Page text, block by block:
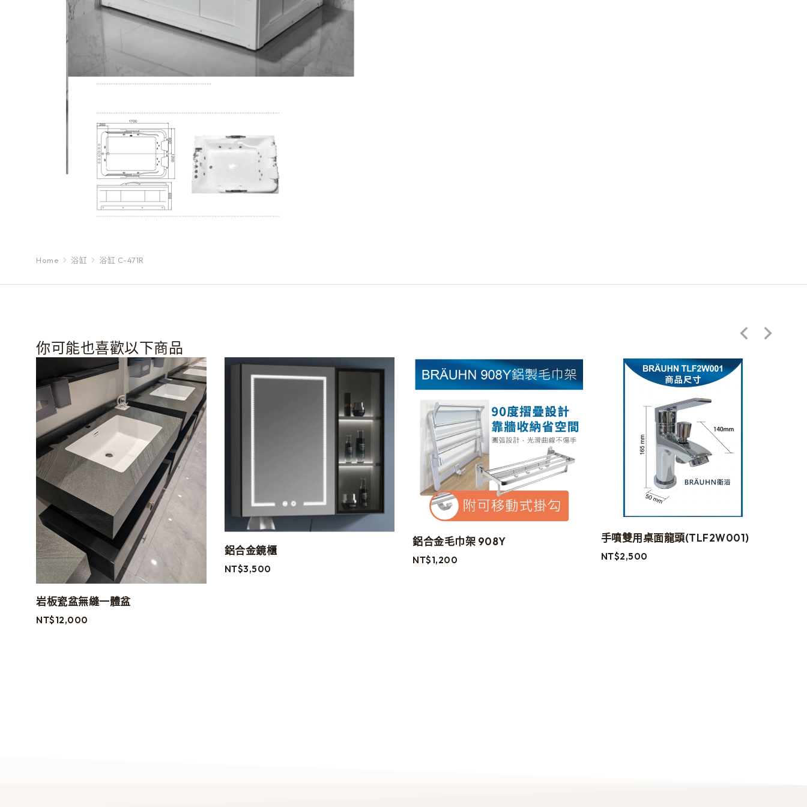
You are here:
Home 浴缸 浴缸 C-471R
你可能也喜歡以下商品
岩板瓷盆無縫一體盆
NT$12,000
鋁合金鏡櫃
NT$3,500
鋁合金毛巾架 908Y
NT$1,200
手噴雙用桌面龍頭(TLF2W001)
NT$2,500